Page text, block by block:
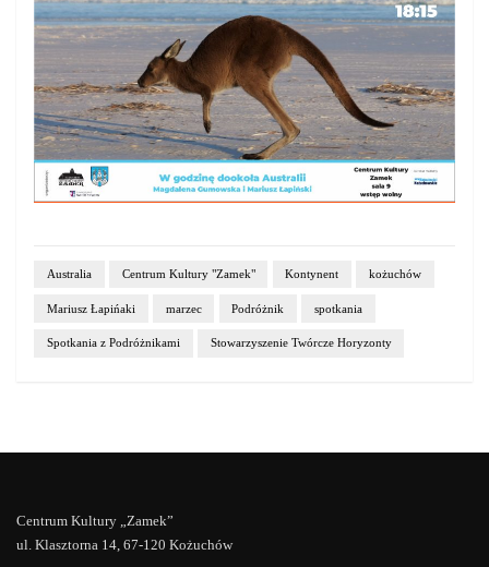
Australia Centrum Kultury "Zamek" Kontynent kożuchów
Mariusz Łapińaki marzec Podróżnik spotkania
Spotkania z Podróżnikami Stowarzyszenie Twórcze Horyzonty
Centrum Kultury „Zamek”
ul. Klasztorna 14, 67-120 Kożuchów